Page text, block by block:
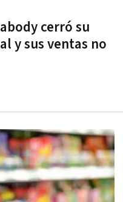
cerró su
y sus ventas no